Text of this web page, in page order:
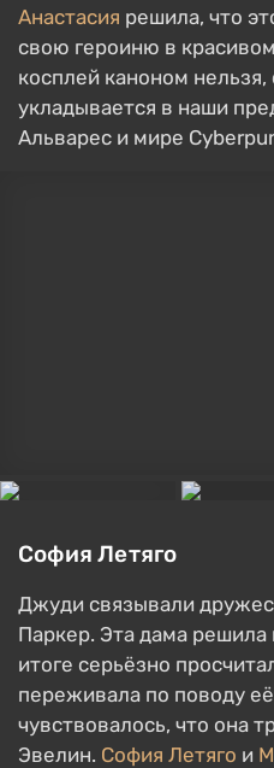
Анастасия решила, что
свою героиню в
косплей каноном нельзя,
укладывается в наши
Альварес и мире
София Летяго
Джуди связывали
Паркер. Эта дама решила
итоге серьёзно
переживала по поводу
чувствовалось, что она
Эвелин. София Летяго и